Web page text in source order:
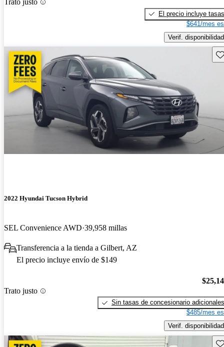
Trato justo
El precio incluye tasas
$641/mes
Verif. disponibilidad
2022 Hyundai Tucson Hybrid
SEL Convenience AWD 39,958 millas
Transferencia a la tienda a Gilbert, AZ
El precio incluye envío de $149
Trato justo
Sin tasas de concesionario adicionales
$485/mes
Verif. disponibilidad